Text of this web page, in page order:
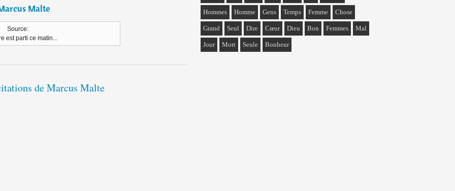
Malte
Source:
est parti ce matin...
de Marcus Malte
Hommes Homme Gens Temps Femme Chose
Grand Seul Dire Cœur Dieu Bon Femmes Mal
Jour Mort Seule Bonheur